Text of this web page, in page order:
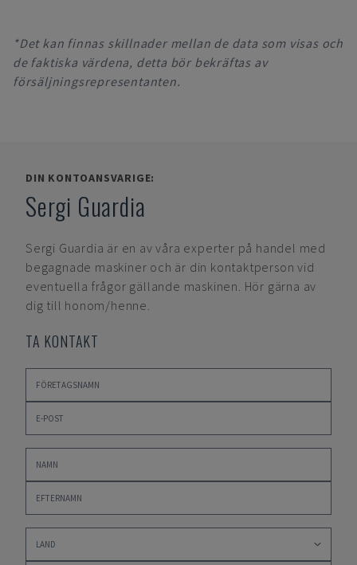
*Det kan finnas skillnader mellan de data som visas och
de faktiska värdena, detta bör bekräftas av
försäljningsrepresentanten.
DIN KONTOANSVARIGE:
Sergi Guardia
Sergi Guardia är en av våra experter på handel med
begagnade maskiner och är din kontaktperson vid
eventuella frågor gällande maskinen. Hör gärna av
dig till honom/henne.
TA KONTAKT